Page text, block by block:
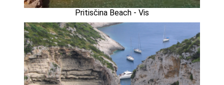
Pritisčina Beach - Vis